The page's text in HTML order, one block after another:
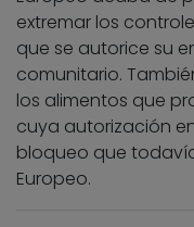
extremar los
que se autorice su
comunitario.
los alimentos que
cuya autorización
bloqueo que
Europeo.